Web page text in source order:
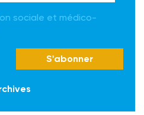
sociale et médico-
S'abonner